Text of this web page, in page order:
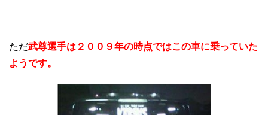
ただ武尊選手は２００９年の時点ではこの車に乗っていた
ようです。